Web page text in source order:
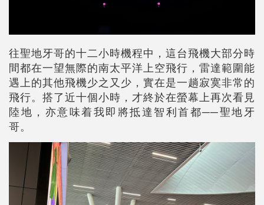
往聖地牙哥的十二小時機程中，這台飛機大部分時
間都在一望無際的南太平洋上空飛行，雷達範圍能
遇上的其他飛機少之又少，實在是一趟寂寞非常的
飛行。搭了近十個小時，才終於在螢幕上再次看見
陸地，亦意味着我即將抵達智利首都──聖地牙
哥。